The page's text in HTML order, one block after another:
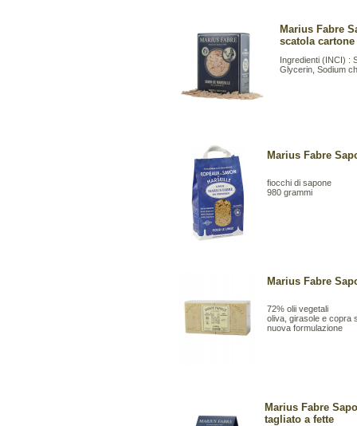
Marius Fabre
scatola cartone
Ingredienti (INCI) :
Glycerin, Sodium
Marius Fabre
fiocchi di sapone
980 grammi
Marius Fabre
72% olii vegetali
oliva, girasole e copra
nuova formulazione
Marius Fabre
tagliato a fette